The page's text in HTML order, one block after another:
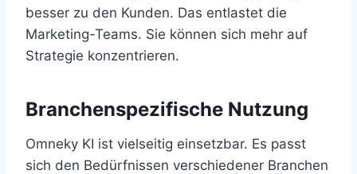
besser zu den Kunden. Das entlastet die
Marketing-Teams. Sie können sich mehr auf
Strategie konzentrieren.
Branchenspezifische Nutzung
Omneky KI ist vielseitig einsetzbar. Es passt
sich den Bedürfnissen verschiedener Branchen